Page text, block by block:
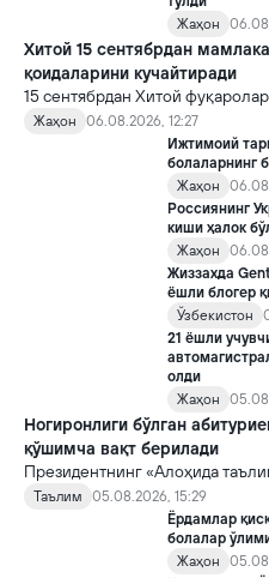
Жаҳон
Хитой 15 сентябрдан
қоидаларини кучайтиради
15 сентябрдан Хитой
хорижликлар учун эса Хитойга
қоидалар кучга киради.
Жаҳон
06.08.2026, 12:27
Ижтимоий
болаларнинг
Жаҳон
Россиянинг
киши ҳалок
Жаҳон
Жиззахда
ёшли блогер
Ўзбекистон
21 ёшли
олди
Жаҳон
Ногиронлиги бўлган
қўшимча вақт берилади
Президентнинг «Алоҳида
таълим ва ижтимоий
такомиллаштириш бўйича
тўғрисида»ги қарори билан
янги механизмлар жорий
Таълим
05.08.2026, 15:29
Ёрдамлар
болалар
Жаҳон